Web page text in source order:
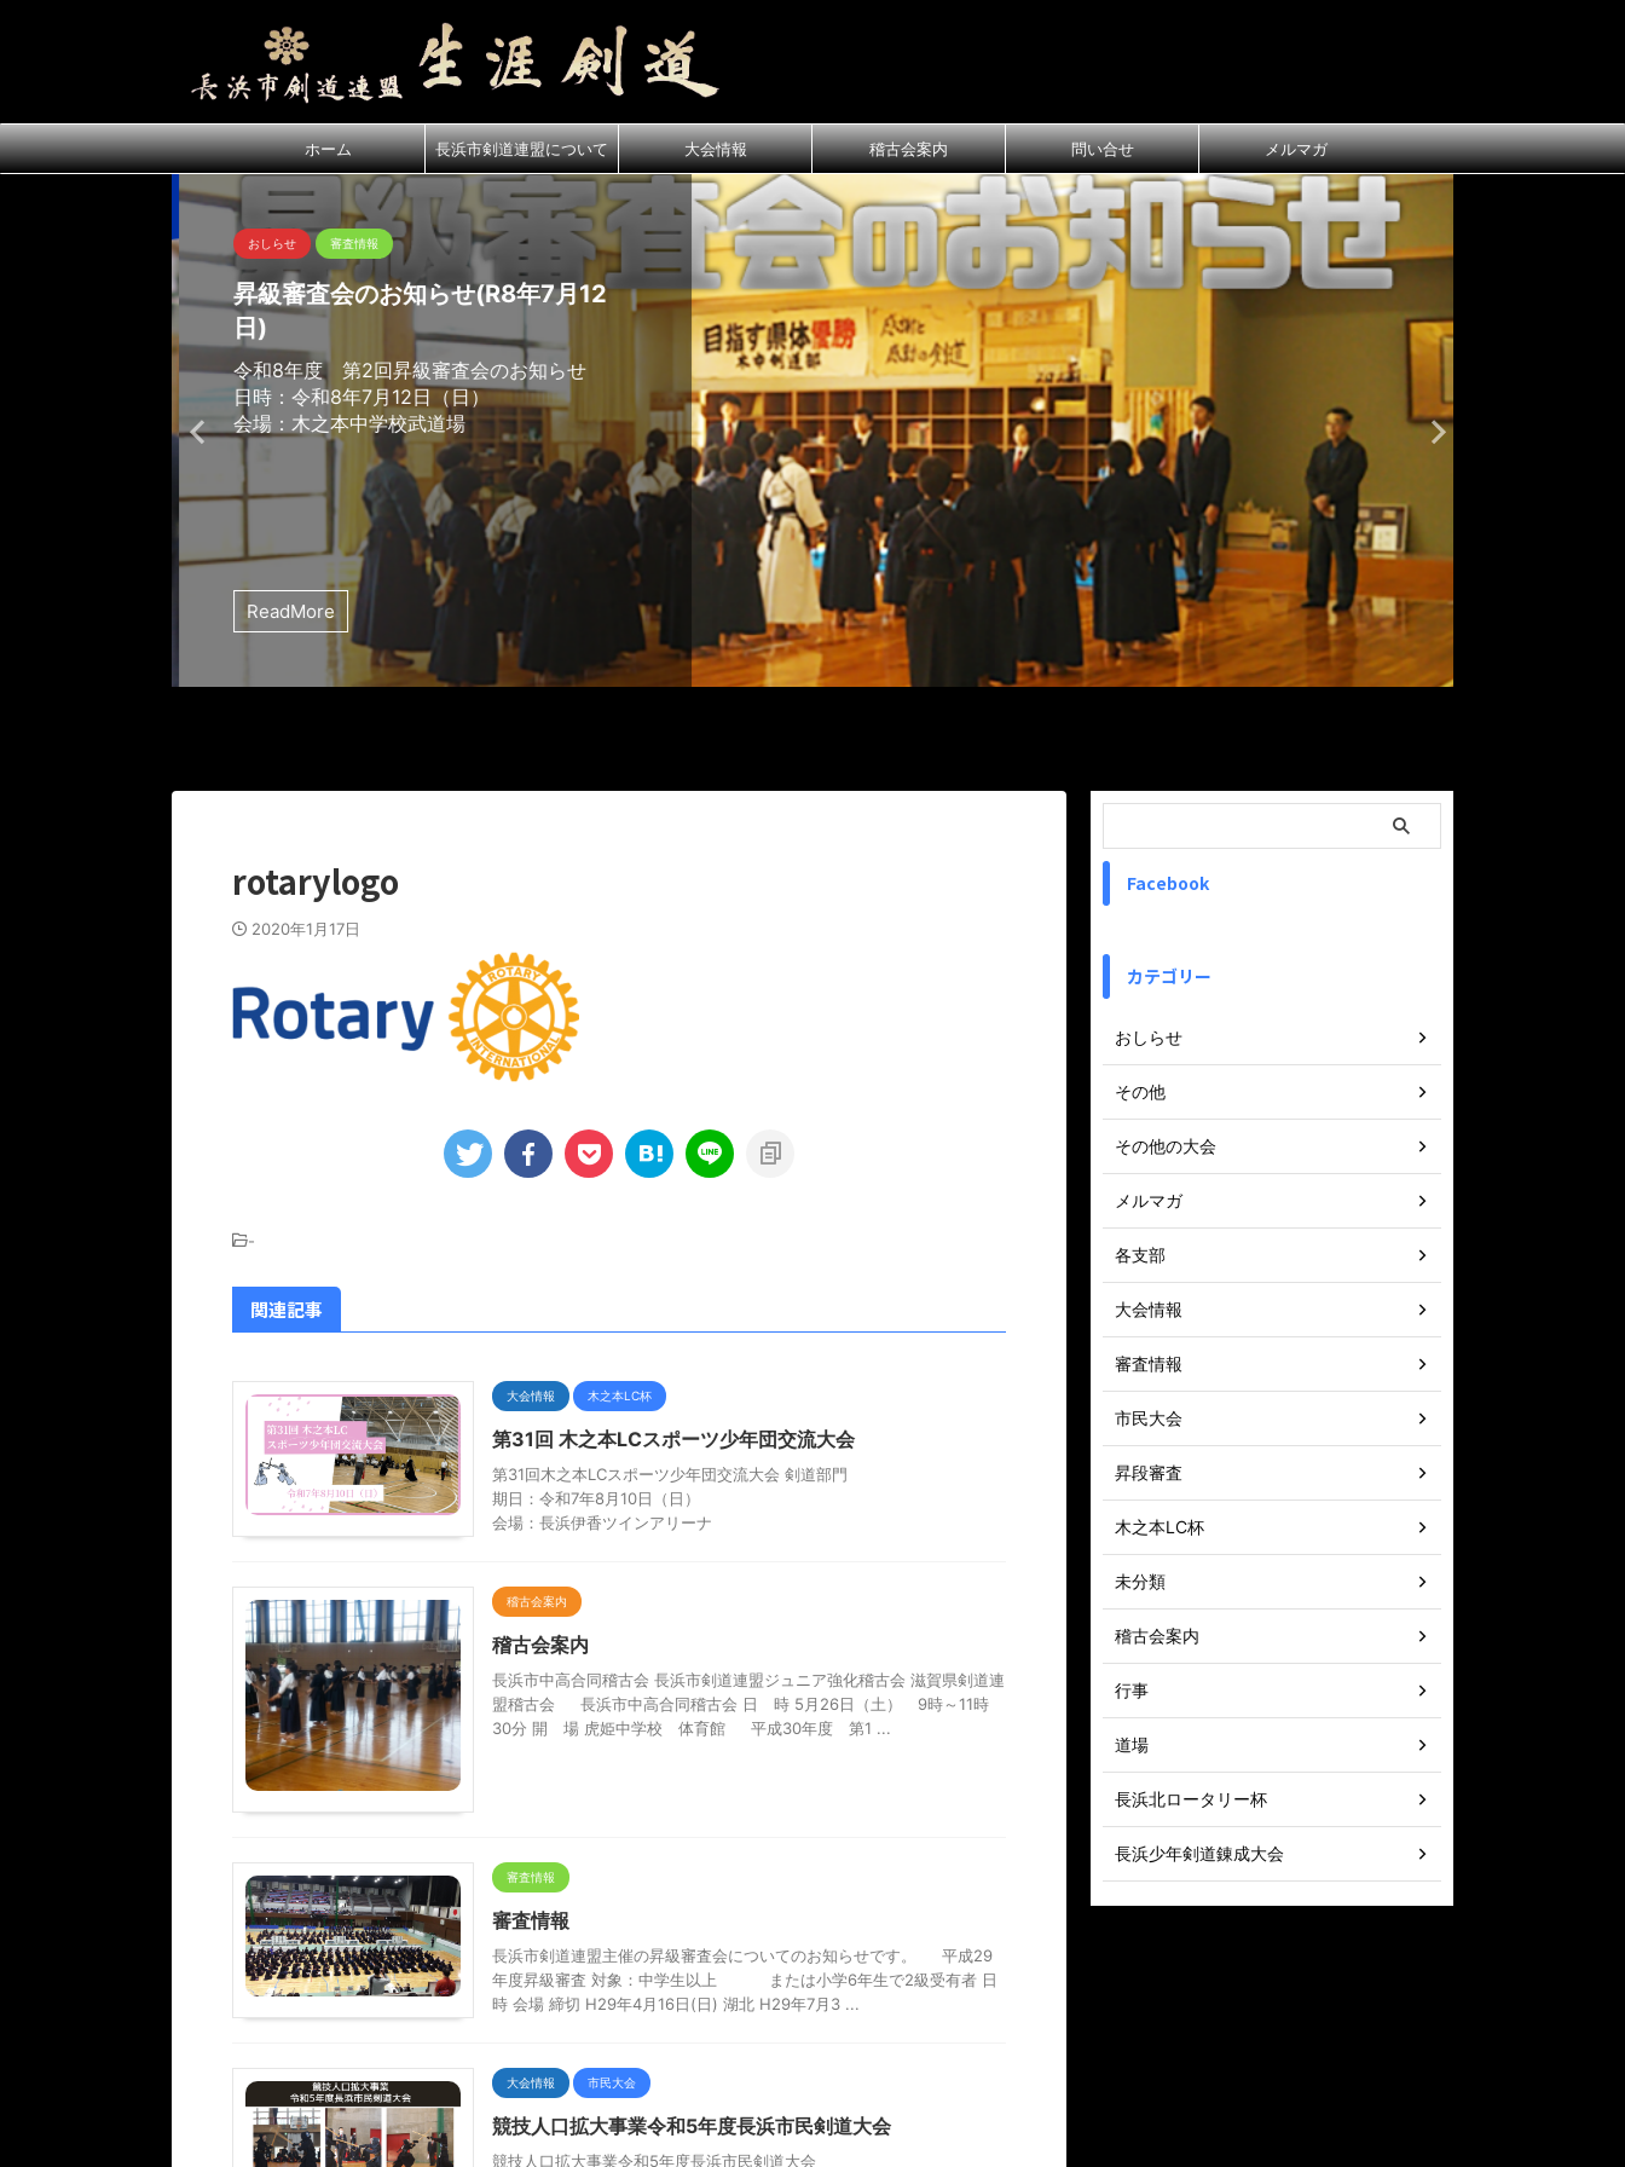
ホーム 長浜市剣道連盟について 大会情報 稽古会案内 問い合せ メルマガ
おしらせ 審査情報
昇級審査会のお知らせ(R8年7月12
日)
令和8年度 第2回昇級審査会のお知らせ
日時：令和8年7月12日（日）
会場：木之本中学校武道場
ReadMore
rotarylogo
2020年1月17日
-
関連記事
大会情報 木之本LC杯
第31回 木之本LCスポーツ少年団交流大会
第31回木之本LCスポーツ少年団交流大会 剣道部門
期日：令和7年8月10日（日）
会場：長浜伊香ツインアリーナ
稽古会案内
稽古会案内
長浜市中高合同稽古会 長浜市剣道連盟ジュニア強化稽古会 滋賀県剣道連
盟稽古会 長浜市中高合同稽古会 日 時 5月26日（土） 9時～11時
30分 開 場 虎姫中学校 体育館 平成30年度 第1 ...
審査情報
審査情報
長浜市剣道連盟主催の昇級審査会についてのお知らせです。 平成29
年度昇級審査 対象：中学生以上 または小学6年生で2級受有者 日
時 会場 締切 H29年4月16日(日) 湖北 H29年7月3 ...
大会情報 市民大会
競技人口拡大事業令和5年度長浜市民剣道大会
競技人口拡大事業令和5年度長浜市民剣道大会
Facebook
カテゴリー
おしらせ
その他
その他の大会
メルマガ
各支部
大会情報
審査情報
市民大会
昇段審査
木之本LC杯
未分類
稽古会案内
行事
道場
長浜北ロータリー杯
長浜少年剣道錬成大会